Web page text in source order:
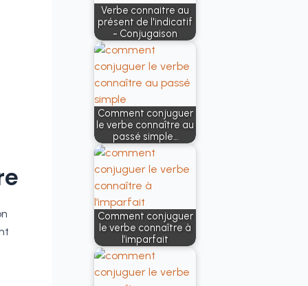
Verbe connaitre au
présent de l'indicatif
- Conjugaison
Comment conjuguer
le verbe connaître au
passé simple…
Comment conjuguer
le verbe connaître à
l’imparfait